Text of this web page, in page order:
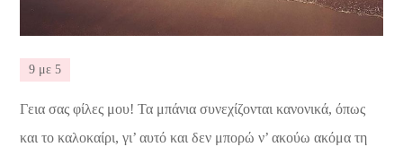
9 με 5
Γεια σας φίλες μου! Τα μπάνια συνεχίζονται κανονικά, όπως
και το καλοκαίρι, γι’ αυτό και δεν μπορώ ν’ ακούω ακόμα τη